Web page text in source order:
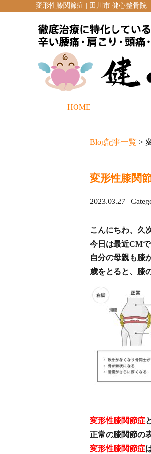
変形性膝関節症 | 田川市 健心整骨院
HOME
Blog記事一覧 >
変形性膝関
2023.03.27 |
こんにちわ、久
今日は最近CMで
自分の母親も膝
歳をとると、膝
変形性膝関節症
正常の膝関節の
変形性膝関節症